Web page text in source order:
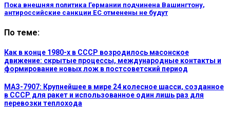
Пока внешняя политика Германии подчинена Вашингтону,
антироссийские санкции ЕС отменены не будут
По теме:
Как в конце 1980-х в СССР возродилось масонское
движение: скрытые процессы, международные контакты и
формирование новых лож в постсоветский период
МАЗ-7907: Крупнейшее в мире 24 колесное шасси, созданное
в СССР для ракет и использованное один лишь раз для
перевозки теплохода